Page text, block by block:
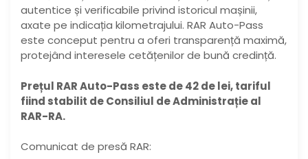
autentice și verificabile privind istoricul mașinii,
axate pe indicația kilometrajului. RAR Auto-Pass
este conceput pentru a oferi transparență maximă,
protejând interesele cetățenilor de bună credință.
Prețul RAR Auto-Pass este de 42 de lei, tariful
fiind stabilit de Consiliul de Administrație al
RAR-RA.
Comunicat de presă RAR: